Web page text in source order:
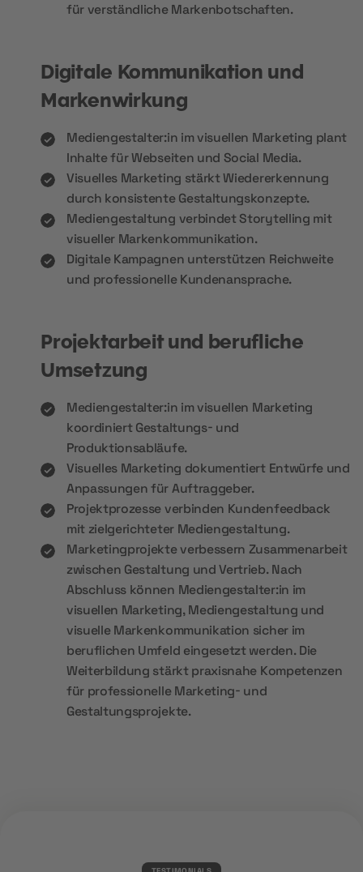
für verständliche Markenbotschaften.
Digitale Kommunikation und
Markenwirkung
Mediengestalter:in im visuellen Marketing plant
Inhalte für Webseiten und Social Media.
Visuelles Marketing stärkt Wiedererkennung
durch konsistente Gestaltungskonzepte.
Mediengestaltung verbindet Storytelling mit
visueller Markenkommunikation.
Digitale Kampagnen unterstützen Reichweite
und professionelle Kundenansprache.
Projektarbeit und berufliche
Umsetzung
Mediengestalter:in im visuellen Marketing
koordiniert Gestaltungs- und
Produktionsabläufe.
Visuelles Marketing dokumentiert Entwürfe und
Anpassungen für Auftraggeber.
Projektprozesse verbinden Kundenfeedback
mit zielgerichteter Mediengestaltung.
Marketingprojekte verbessern Zusammenarbeit
zwischen Gestaltung und Vertrieb. Nach
Abschluss können Mediengestalter:in im
visuellen Marketing, Mediengestaltung und
visuelle Markenkommunikation sicher im
beruflichen Umfeld eingesetzt werden. Die
Weiterbildung stärkt praxisnahe Kompetenzen
für professionelle Marketing- und
Gestaltungsprojekte.